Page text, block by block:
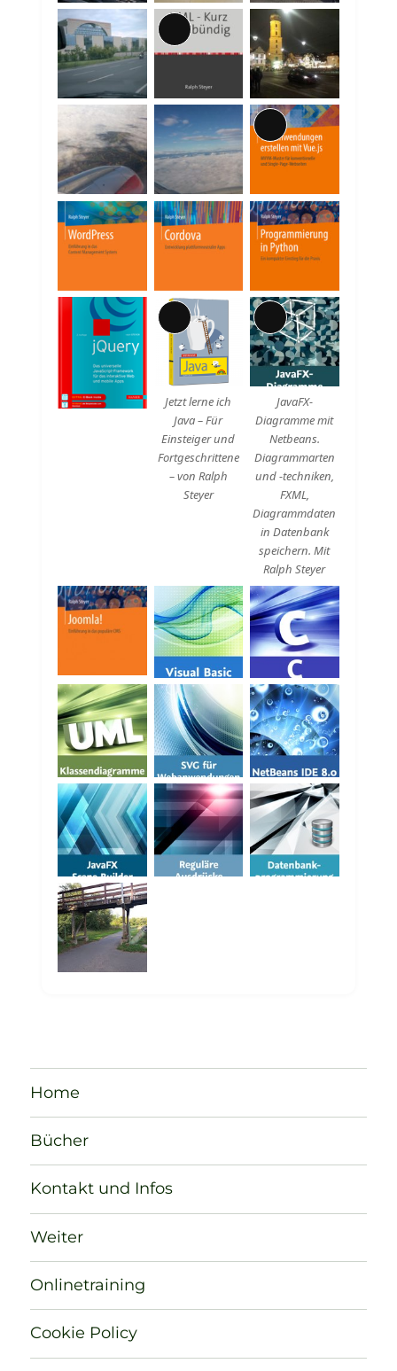
Lange
Beschreibung
Lange
Beschreibung
Lange
Beschreibung
Jetzt lerne ich
Java – Für
Einsteiger und
Fortgeschrittene
– von Ralph
Steyer
Lange
Beschreibung
JavaFX-
Diagramme mit
Netbeans.
Diagrammarten
und -techniken,
FXML,
Diagrammdaten
in Datenbank
speichern. Mit
Ralph Steyer
Home
Bücher
Kontakt und Infos
Weiter
Onlinetraining
Cookie Policy